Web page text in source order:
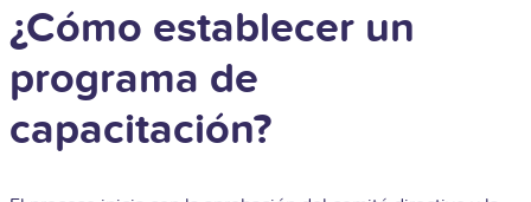
¿Cómo establecer un
programa de
capacitación?